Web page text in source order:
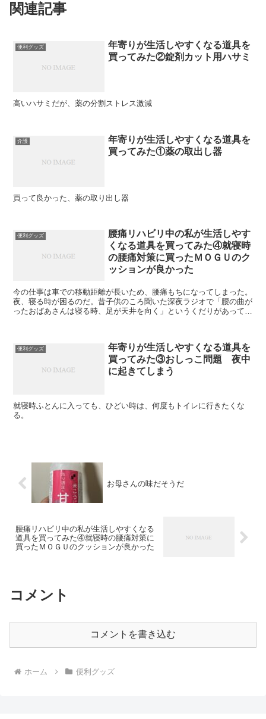
関連記事
便利グッズ
年寄りが生活しやすくなる道具を
買ってみた②錠剤カット用ハサミ
高いハサミだが、薬の分割ストレス激減
介護
年寄りが生活しやすくなる道具を
買ってみた①薬の取出し器
買って良かった、薬の取り出し器
便利グッズ
腰痛リハビリ中の私が生活しやす
くなる道具を買ってみた④就寝時
の腰痛対策に買ったＭＯＧＵのク
ッションが良かった
今の仕事は車での移動距離が長いため、腰痛もちになってしまった。
夜、寝る時が困るのだ。昔子供のころ聞いた深夜ラジオで「腰の曲が
ったおばあさんは寝る時、足が天井を向く」というくだりがあって爆
便利グッズ
年寄りが生活しやすくなる道具を
買ってみた③おしっこ問題 夜中
に起きてしまう
就寝時ふとんに入っても、ひどい時は、何度もトイレに行きたくな
る。
お母さんの味だそうだ
腰痛リハビリ中の私が生活しやすくなる
道具を買ってみた④就寝時の腰痛対策に
買ったＭＯＧＵのクッションが良かった
コメント
コメントを書き込む
ホーム 便利グッズ